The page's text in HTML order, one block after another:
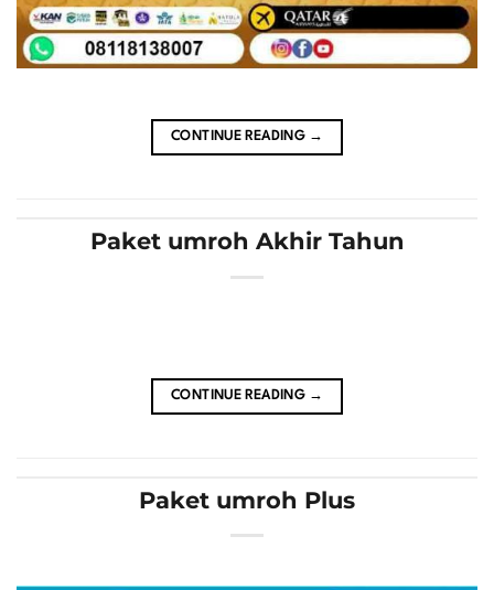
CONTINUE READING →
Paket umroh Akhir Tahun
CONTINUE READING →
Paket umroh Plus